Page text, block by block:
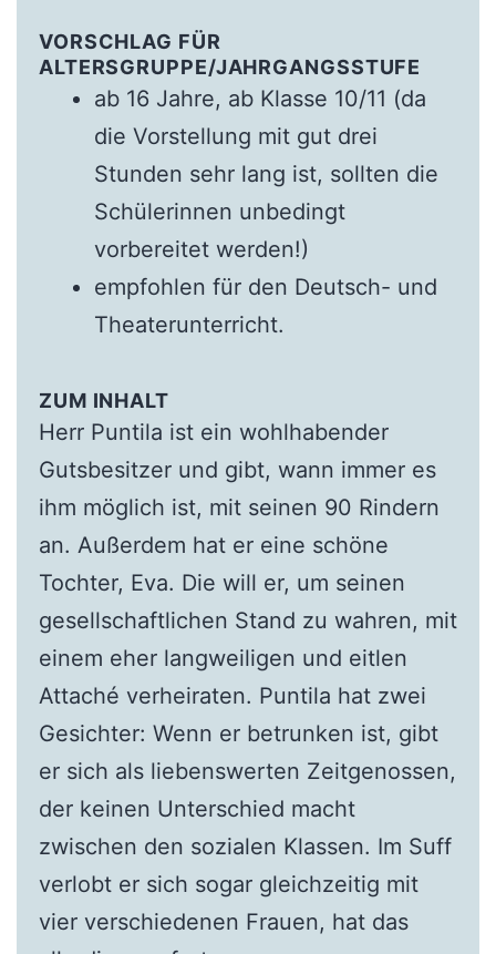
VORSCHLAG FÜR
ALTERSGRUPPE/JAHRGANGSSTUFE
ab 16 Jahre, ab Klasse 10/11 (da
die Vorstellung mit gut drei
Stunden sehr lang ist, sollten die
Schülerinnen unbedingt
vorbereitet werden!)
empfohlen für den Deutsch- und
Theaterunterricht.
ZUM INHALT
Herr Puntila ist ein wohlhabender
Gutsbesitzer und gibt, wann immer es
ihm möglich ist, mit seinen 90 Rindern
an. Außerdem hat er eine schöne
Tochter, Eva. Die will er, um seinen
gesellschaftlichen Stand zu wahren, mit
einem eher langweiligen und eitlen
Attaché verheiraten. Puntila hat zwei
Gesichter: Wenn er betrunken ist, gibt
er sich als liebenswerten Zeitgenossen,
der keinen Unterschied macht
zwischen den sozialen Klassen. Im Suff
verlobt er sich sogar gleichzeitig mit
vier verschiedenen Frauen, hat das